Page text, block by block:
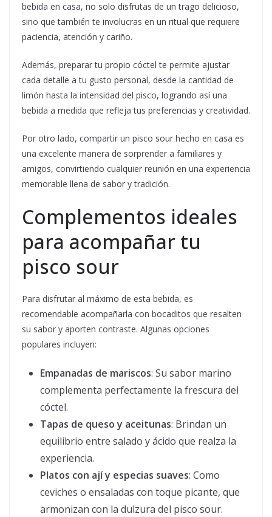
bebida en casa, no solo disfrutas de un trago delicioso,
sino que también te involucras en un ritual que requiere
paciencia, atención y cariño.
Además, preparar tu propio cóctel te permite ajustar
cada detalle a tu gusto personal, desde la cantidad de
limón hasta la intensidad del pisco, logrando así una
bebida a medida que refleja tus preferencias y creatividad.
Por otro lado, compartir un pisco sour hecho en casa es
una excelente manera de sorprender a familiares y
amigos, convirtiendo cualquier reunión en una experiencia
memorable llena de sabor y tradición.
Complementos ideales
para acompañar tu
pisco sour
Para disfrutar al máximo de esta bebida, es
recomendable acompañarla con bocaditos que resalten
su sabor y aporten contraste. Algunas opciones
populares incluyen:
Empanadas de mariscos: Su sabor marino
complementa perfectamente la frescura del
cóctel.
Tapas de queso y aceitunas: Brindan un
equilibrio entre salado y ácido que realza la
experiencia.
Platos con ají y especias suaves: Como
ceviches o ensaladas con toque picante, que
armonizan con la dulzura del pisco sour.